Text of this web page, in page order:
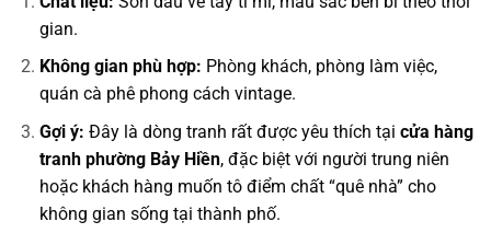
gian.
Không gian phù hợp: Phòng khách, phòng làm việc,
quán cà phê phong cách vintage.
Gợi ý: Đây là dòng tranh rất được yêu thích tại cửa hàng
tranh phường Bảy Hiền, đặc biệt với người trung niên
hoặc khách hàng muốn tô điểm chất “quê nhà” cho
không gian sống tại thành phố.